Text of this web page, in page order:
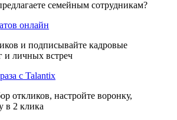
семейным сотрудникам?
онлайн
и подписывайте кадровые
и личных встреч
с Talantix
откликов, настройте воронку,
в 2 клика